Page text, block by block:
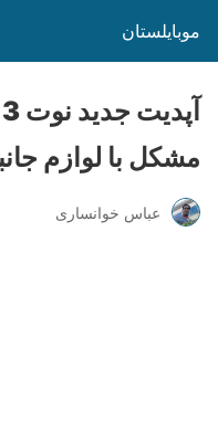
موبایلستان
مشکل با لوازم
عباس خوانساری